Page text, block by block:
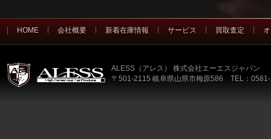
HOME 会社概要 新着在庫情報 サービス 買取査定
ALESS（アレス） 株式会社エーエスジャパン
〒501-2115 岐阜県山県市梅原586 TEL：